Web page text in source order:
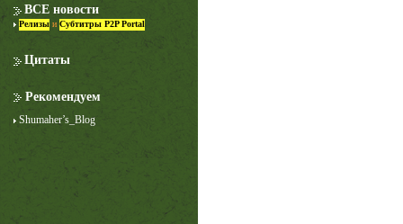
ВСЕ новости
Релизы и Субтитры P2P Portal
Цитаты
Рекомендуем
Shumaher’s_Blog